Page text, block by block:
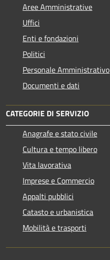
Aree Amministrative
Uffici
Enti e fondazioni
Politici
Personale Amministrativo
Documenti e dati
CATEGORIE DI SERVIZIO
Anagrafe e stato civile
Cultura e tempo libero
Vita lavorativa
Imprese e Commercio
Appalti pubblici
Catasto e urbanistica
Mobilità e trasporti